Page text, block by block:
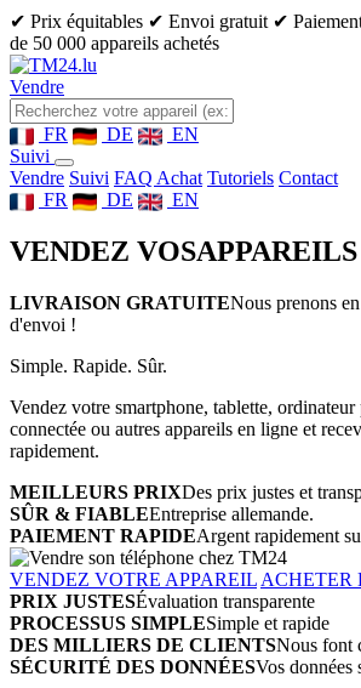
✔ Prix équitables ✔ Envoi gratuit ✔
de 50 000 appareils achetés
Vendre
FR DE
EN
Suivi
Vendre Suivi FAQ Achat Tutoriels Contact
FR
DE EN
VENDEZ VOSAPPAREILS
LIVRAISON GRATUITENous prenons
d'envoi !
Simple. Rapide. Sûr.
Vendez votre smartphone, tablette,
connectée ou autres appareils en ligne et
rapidement.
MEILLEURS PRIXDes prix justes et
SÛR & FIABLEEntreprise allemande.
PAIEMENT RAPIDEArgent rapidement
VENDEZ VOTRE APPAREIL ACHETER
PRIX JUSTESÉvaluation transparente
PROCESSUS SIMPLESimple et rapide
DES MILLIERS DE CLIENTSNous font
SÉCURITÉ DES DONNÉESVos données